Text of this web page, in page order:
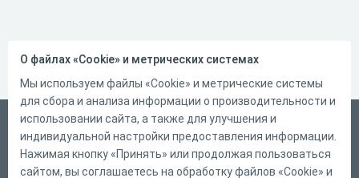
Русский
Справка
О файлах «Cookie» и метрических системах
Мы используем файлы «Cookie» и метрические системы
для сбора и анализа информации о производительности и
использовании сайта, а также для улучшения и
индивидуальной настройки предоставления информации.
Нажимая кнопку «Принять» или продолжая пользоваться
сайтом, вы соглашаетесь на обработку файлов «Cookie» и